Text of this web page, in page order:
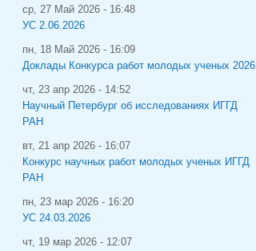
ср, 27 Май 2026 - 16:48
УС 2.06.2026
пн, 18 Май 2026 - 16:09
Доклады Конкурса работ молодых ученых 2026
чт, 23 апр 2026 - 14:52
Научный Петербург об исследованиях ИГГД
РАН
вт, 21 апр 2026 - 16:07
Конкурс научных работ молодых ученых ИГГД
РАН
пн, 23 мар 2026 - 16:20
УС 24.03.2026
чт, 19 мар 2026 - 12:07